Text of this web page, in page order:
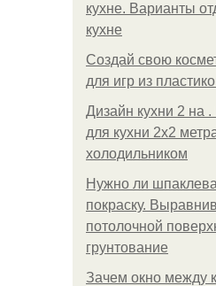
кухне. Варианты
кухне
Создай свою
для игр из
Дизайн кухни 2 на
для кухни 2х2
холодильником
Нужно ли
покраску.
потолочной
грунтование
Зачем окно между